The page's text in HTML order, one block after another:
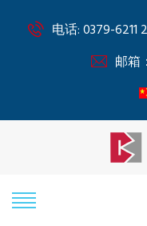
电话: 0379-6211
邮箱：